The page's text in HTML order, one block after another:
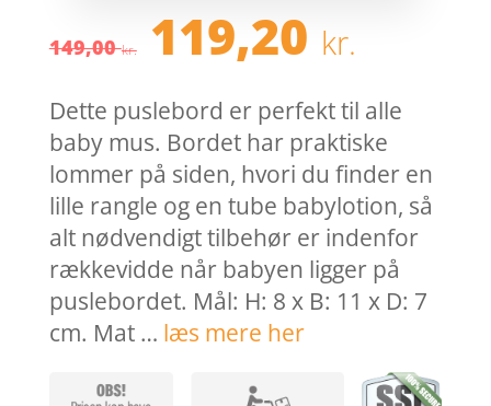
149,00kr. Den
oprindelige
pris
var:
149,00 kr..
119,20 kr.
pris
er:
Dette puslebord er perfekt til alle
baby mus. Bordet har praktiske
lommer på siden, hvori du finder en
lille rangle og en tube babylotion, så
alt nødvendigt tilbehør er indenfor
rækkevidde når babyen ligger på
puslebordet. Mål: H: 8 x B: 11 x D: 7
cm. Mat … læs mere her